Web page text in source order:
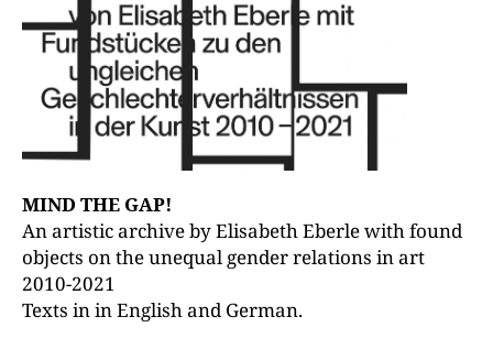
MIND THE GAP!
An artistic archive by Elisabeth Eberle with found
objects on the unequal gender relations in art
2010-2021
Texts in in English and German.